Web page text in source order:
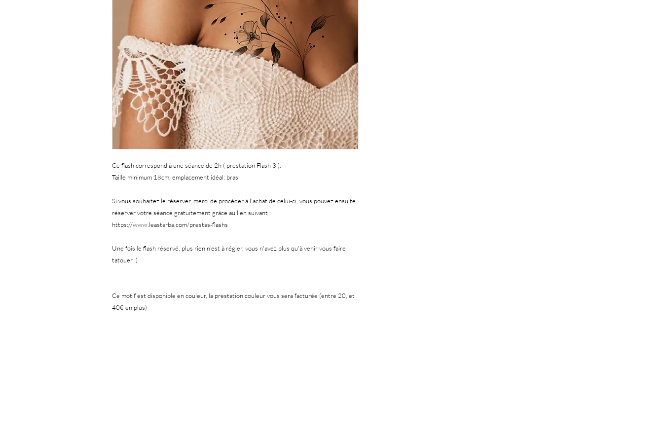
Ce flash correspond à une séance de 2h ( prestation Flash 3 ).
Taille minimum 18cm, emplacement idéal: bras
Si vous souhaitez le réserver, merci de procéder à l'achat de celui-ci, vous pouvez ensuite
réserver votre séance gratuitement grâce au lien suivant :
https://www.leastarba.com/prestas-flashs
Une fois le flash réservé, plus rien n'est à régler, vous n'avez plus qu'à venir vous faire
tatouer :)
Ce motif est disponible en couleur, la prestation couleur vous sera facturée (entre 20, et
40€ en plus)